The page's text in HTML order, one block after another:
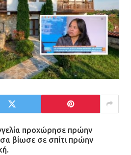
προχώρησε πρώην
βίωσε σε σπίτι πρώην